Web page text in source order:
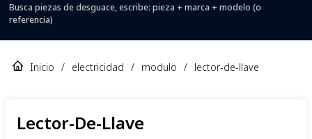
Busca piezas de desguace, escribe: pieza + marca + modelo (o
referencia)
Inicio / electricidad / modulo / lector-de-llave
Lector-De-Llave